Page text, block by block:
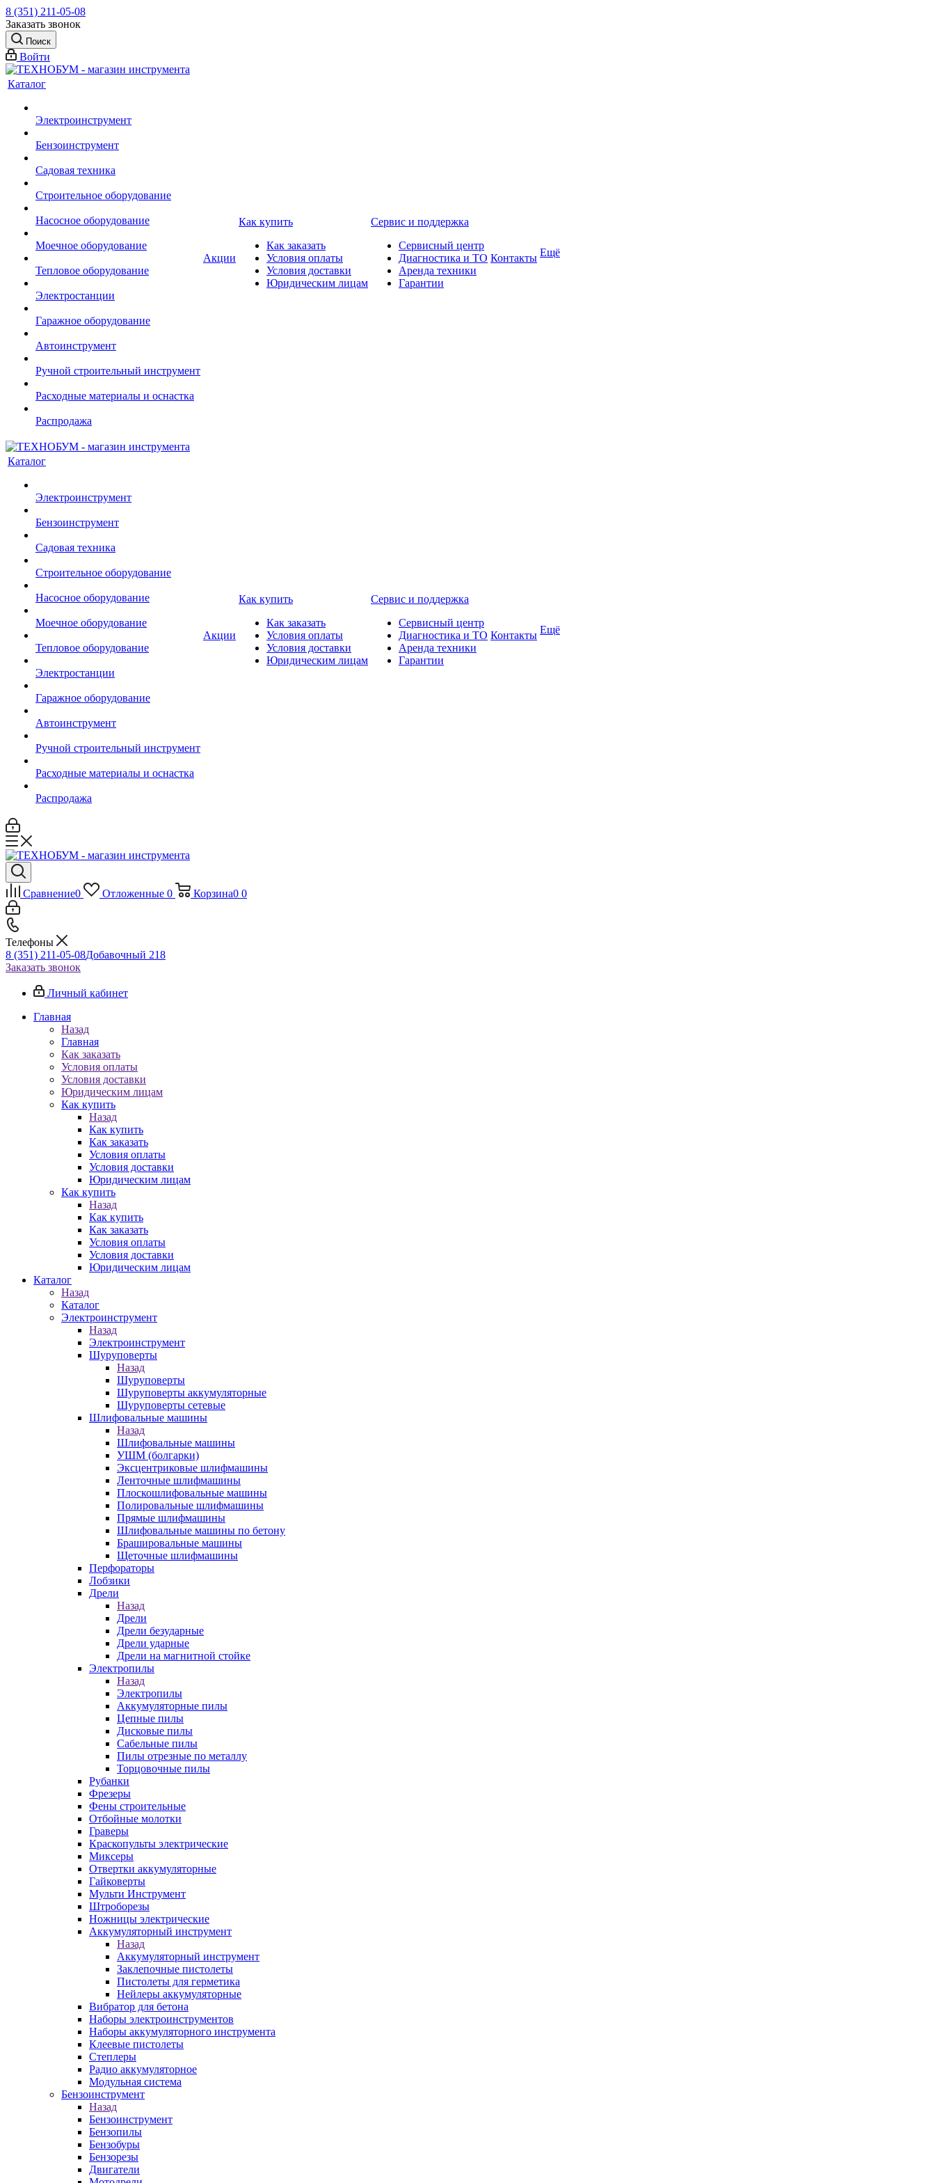
8 (351) 211-05-08
Заказать звонок
Поиск
Войти
Каталог
Электроинструмент
Бензоинструмент
Садовая техника
Строительное оборудование
Насосное оборудование
Моечное оборудование
Тепловое оборудование
Электростанции
Гаражное оборудование
Автоинструмент
Ручной строительный инструмент
Расходные материалы и оснастка
Распродажа
Акции
Как купить
Как заказать
Условия оплаты
Условия доставки
Юридическим лицам
Сервис и поддержка
Сервисный центр
Диагностика и ТО
Аренда техники
Гарантии
Контакты Ещё
Каталог
Электроинструмент
Бензоинструмент
Садовая техника
Строительное оборудование
Насосное оборудование
Моечное оборудование
Тепловое оборудование
Электростанции
Гаражное оборудование
Автоинструмент
Ручной строительный инструмент
Расходные материалы и оснастка
Распродажа
Акции
Как купить
Как заказать
Условия оплаты
Условия доставки
Юридическим лицам
Сервис и поддержка
Сервисный центр
Диагностика и ТО
Аренда техники
Гарантии
Контакты Ещё
Сравнение0 Отложенные 0 Корзина0 0
Телефоны
8 (351) 211-05-08Добавочный 218
Заказать звонок
Личный кабинет
Главная
Назад
Главная
Как заказать
Условия оплаты
Условия доставки
Юридическим лицам
Как купить
Назад
Как купить
Как заказать
Условия оплаты
Условия доставки
Юридическим лицам
Как купить
Назад
Как купить
Как заказать
Условия оплаты
Условия доставки
Юридическим лицам
Каталог
Назад
Каталог
Электроинструмент
Назад
Электроинструмент
Шуруповерты
Назад
Шуруповерты
Шуруповерты аккумуляторные
Шуруповерты сетевые
Шлифовальные машины
Назад
Шлифовальные машины
УШМ (болгарки)
Эксцентриковые шлифмашины
Ленточные шлифмашины
Плоскошлифовальные машины
Полировальные шлифмашины
Прямые шлифмашины
Шлифовальные машины по бетону
Брашировальные машины
Щеточные шлифмашины
Перфораторы
Лобзики
Дрели
Назад
Дрели
Дрели безударные
Дрели ударные
Дрели на магнитной стойке
Электропилы
Назад
Электропилы
Аккумуляторные пилы
Цепные пилы
Дисковые пилы
Сабельные пилы
Пилы отрезные по металлу
Торцовочные пилы
Рубанки
Фрезеры
Фены строительные
Отбойные молотки
Граверы
Краскопульты электрические
Миксеры
Отвертки аккумуляторные
Гайковерты
Мульти Инструмент
Штроборезы
Ножницы электрические
Аккумуляторный инструмент
Назад
Аккумуляторный инструмент
Заклепочные пистолеты
Пистолеты для герметика
Нейлеры аккумуляторные
Вибратор для бетона
Наборы электроинструментов
Наборы аккумуляторного инструмента
Клеевые пистолеты
Степлеры
Радио аккумуляторное
Модульная система
Бензоинструмент
Назад
Бензоинструмент
Бензопилы
Бензобуры
Бензорезы
Двигатели